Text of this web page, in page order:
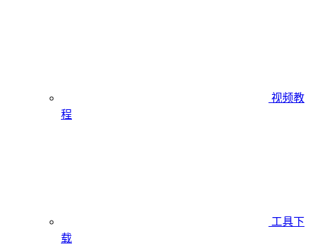
视频教
程
工具下
载